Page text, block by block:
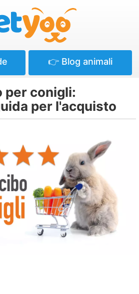
👉 Blog animali
per conigli:
per l'acquisto